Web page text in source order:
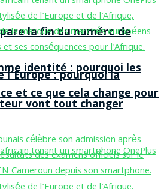
la fin du numéro de
identité : pourquoi les
vont tout changer
: pourquoi la
et ce que cela change pour